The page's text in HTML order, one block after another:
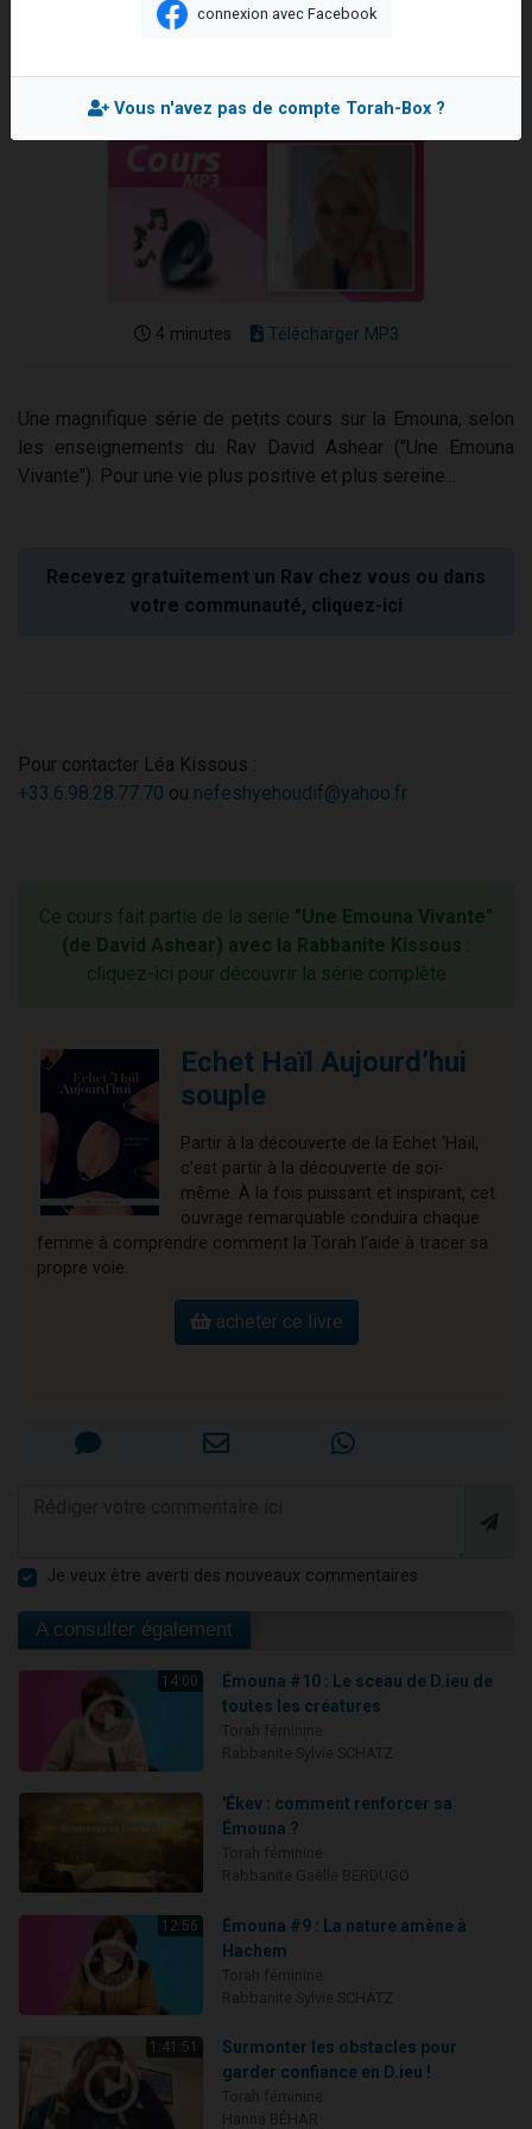
Mis en ligne le Vendredi 11 Décembre 2020
4 minutes Télécharger MP3
Une magnifique série de petits cours sur la Emouna, selon
les enseignements du Rav David Ashear ("Une Emouna
Vivante"). Pour une vie plus positive et plus sereine...
Recevez gratuitement un Rav chez vous ou dans
votre communauté, cliquez-ici
Pour contacter Léa Kissous :
+33.6.98.28.77.70 ou nefeshyehoudif@yahoo.fr
Ce cours fait partie de la série "Une Emouna Vivante"
(de David Ashear) avec la Rabbanite Kissous :
cliquez-ici pour découvrir la série complète
Echet Haïl Aujourd’hui
souple
Partir à la découverte de la Echet ‘Haïl,
c’est partir à la découverte de soi-
même. À la fois puissant et inspirant, cet
ouvrage remarquable conduira chaque
femme à comprendre comment la Torah l’aide à tracer sa
propre voie.
acheter ce livre
Je veux être averti des nouveaux commentaires
A consulter également
14:00
Émouna #10 : Le sceau de D.ieu de
toutes les créatures
'Ékev : comment renforcer sa
Émouna ?
12:56
Émouna #9 : La nature amène à
Hachem
1:41:51
Surmonter les obstacles pour
garder confiance en D.ieu !
connexion avec Facebook
Vous n'avez pas de compte Torah-Box ?